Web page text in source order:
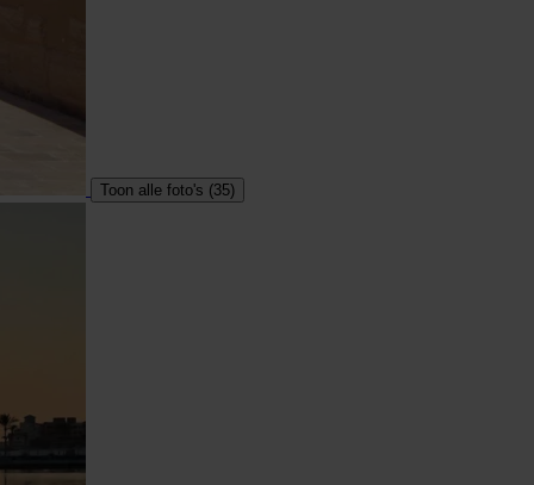
Toon alle foto's (35)